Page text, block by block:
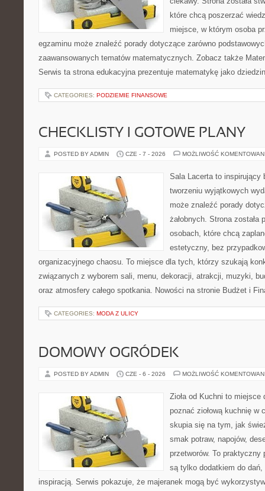
które chcą poszerzać
miejsce, w którym osoba
egzaminu może znaleźć porady dotyczące zarówno
zaawansowanych tematów matematycznych. Zobacz także
Serwis ta strona edukacyjna prezentuje matematykę jako
CATEGORIES: PODZIEMIE FINANSOWE
CHECKLISTY I GOTOWE PLANY
POSTED BY ADMIN CZE - 7 - 2026 MOŻLIWOŚĆ
Sala Lacerta to inspirujący
tworzeniu wyjątkowych
może znaleźć porady
żałobnych. Strona została
osobach, które chcą
estetyczny, bez
organizacyjnego chaosu. To miejsce dla tych, którzy szukają
związanych z wyborem sali, menu, dekoracji, atrakcji, muzyki,
oraz atmosfery całego spotkania. Nowości na stronie Budżet i
CATEGORIES: MODA Z ULICY
DOMOWY OGRÓDEK
POSTED BY ADMIN CZE - 6 - 2026 MOŻLIWOŚĆ
Zioła od Kuchni to
poznać ziołową kuchnię w
skupia się na tym, jak
smak potraw, napojów,
przetworów. To praktyczny
są tylko dodatkiem do dań,
inspiracją. Serwis pokazuje, że majeranek mogą być